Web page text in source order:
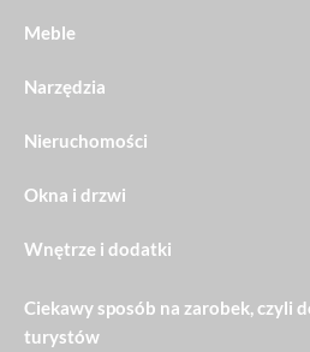
Meble
Narzędzia
Nieruchomości
Okna i drzwi
Wnętrze i dodatki
Ciekawy sposób na zarobek, czyli
turystów